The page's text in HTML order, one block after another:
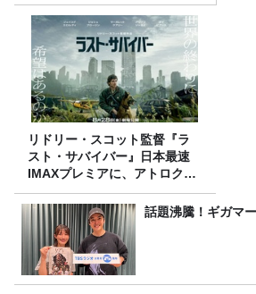
リドリー・スコット監督『ラ
スト・サバイバー』日本最速
IMAXプレミアに、アトロクリ
スナー60名をご招待！
話題沸騰！ギガマ